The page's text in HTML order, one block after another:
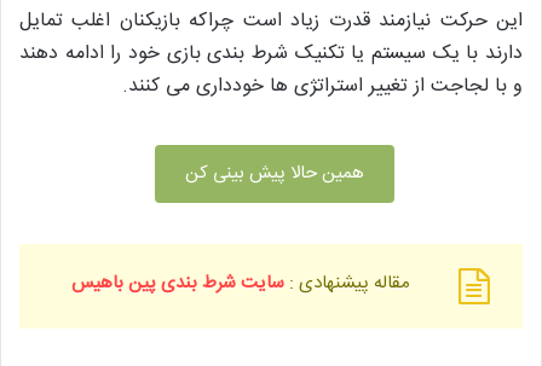
این حرکت نیازمند قدرت زیاد است چراکه بازیکنان اغلب تمایل
دارند با یک سیستم یا تکنیک شرط بندی بازی خود را ادامه دهند
و با لجاجت از تغییر استراتژی ها خودداری می کنند.
همین حالا پیش بینی کن
مقاله پیشنهادی : سایت شرط بندی پین باهیس